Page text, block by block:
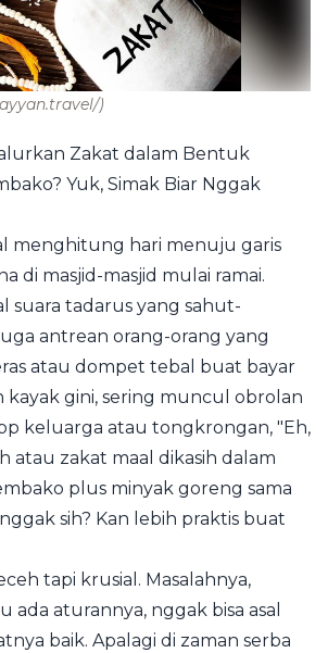
)
Zakat dalam Bentuk
Yuk, Simak Biar Nggak
menghitung hari menuju garis
di masjid-masjid mulai ramai.
suara tadarus yang sahut-
antrean orang-orang yang
atau dompet tebal buat bayar
kayak gini, sering muncul obrolan
keluarga atau tongkrongan, "Eh,
atau zakat maal dikasih dalam
plus minyak goreng sama
sih? Kan lebih praktis buat
tapi krusial. Masalahnya,
ada aturannya, nggak bisa asal
baik. Apalagi di zaman serba